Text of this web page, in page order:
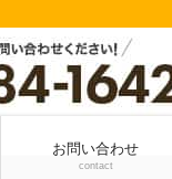
お問い合わせ
contact